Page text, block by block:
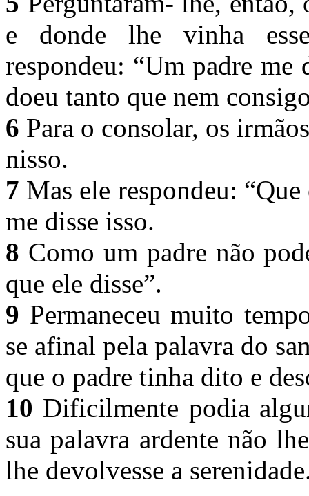
e donde lhe vinha
respondeu: “Um padre me
doeu tanto que nem
6 Para o consolar, os
nisso.
7 Mas ele respondeu:
me disse isso.
8 Como um padre não
que ele disse”.
9 Permaneceu muito
se afinal pela palavra do
que o padre tinha dito e
10 Dificilmente podia
sua palavra ardente não
lhe devolvesse a